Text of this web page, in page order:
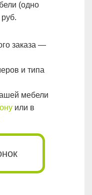
(одно
заказа —
и типа
мебели
или в